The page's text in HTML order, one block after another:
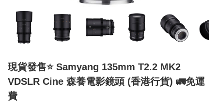
現貨發售⭐️ Samyang 135mm T2.2 MK2
VDSLR Cine 森養電影鏡頭 (香港行貨) 🚛免運
費